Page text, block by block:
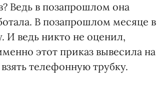
Ведь в позапрошлом она
В позапрошлом месяце в
И ведь никто не оценил,
этот приказ вывесила на
телефонную трубку.